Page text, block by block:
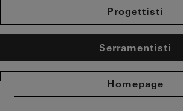
Progettisti
Serramentisti
Homepage